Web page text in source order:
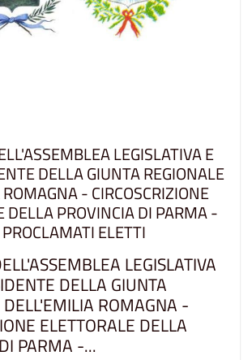
LEGISLATIVA E
DELLA GIUNTA REGIONALE
- CIRCOSCRIZIONE
DELLA PROVINCIA DI PARMA -
ELETTI
LEGISLATIVA
DELLA GIUNTA
DELL'EMILIA ROMAGNA -
ELETTORALE DELLA
PARMA -...